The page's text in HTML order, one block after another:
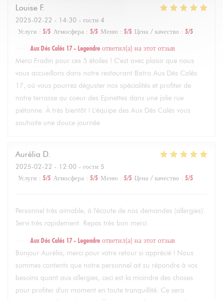
Louise F
2025-02-22 - 14:30 - гости 4
Услуги : 5/5 Атмосфера : 5/5 Меню : 5/5 Цена / качество : 5/5
Aux Dés Calés 17 - Legendre ответил(а) на этот отзыв
Merci Fradin pour ces 5 étoiles ! C'est avec plaisir que nous
vous accueillons dans notre restaurant Bistro Aux Dés Calés
17, où vous pourrez déguster nos spécialités et profiter de
notre terrasse au coeur des Epinettes dans une jolie rue
piétonne. À très bientôt ! L'équipe des Aux Dés Calés vous
souhaite une douce journée
Aurélia D
2025-02-22 - 12:00 - гости 5
Услуги : 5/5 Атмосфера : 5/5 Меню : 5/5 Цена / качество : 5/5
Personnel très aimable, à l'écoute de nos demandes (allergies).
Servi très rapidement. Repas très bon merci
Aux Dés Calés 17 - Legendre ответил(а) на этот отзыв
Bonjour Aurélia, merci pour votre retour si apprécié ! Nous
sommes contents que notre personnel ait su répondre à vos
besoins quant aux allergies, ceci est la moindre des choses
pour profiter d'un moment en toute tranquillité. Ce sera